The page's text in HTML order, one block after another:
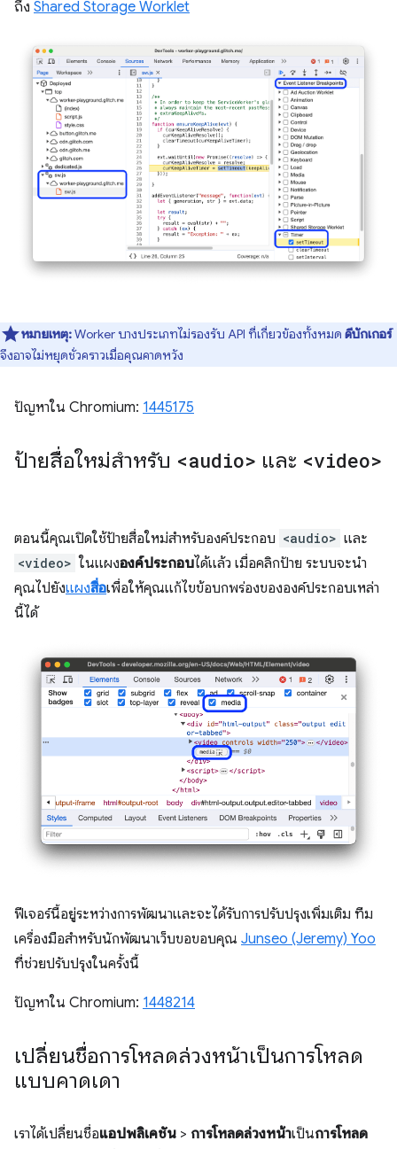
ถึง Shared Storage Worklet
หมายเหตุ:Worker บางประเภทไม่รองรับ API ที่เกี่ยวข้องทั้งหมด ดีบักเกอร์
จึงอาจไม่หยุดชั่วคราวเมื่อคุณคาดหวัง
ปัญหาใน Chromium: 1445175
ป้ายสื่อใหม่สำหรับ <audio> และ <video>
ตอนนี้คุณเปิดใช้ป้ายสื่อใหม่สำหรับองค์ประกอบ <audio> และ
<video> ในแผงองค์ประกอบได้แล้ว เมื่อคลิกป้าย ระบบจะนำ
คุณไปยังแผงสื่อเพื่อให้คุณแก้ไขข้อบกพร่องขององค์ประกอบเหล่า
นี้ได้
ฟีเจอร์นี้อยู่ระหว่างการพัฒนาและจะได้รับการปรับปรุงเพิ่มเติม ทีม
เครื่องมือสำหรับนักพัฒนาเว็บขอขอบคุณ Junseo (Jeremy) Yoo
ที่ช่วยปรับปรุงในครั้งนี้
ปัญหาใน Chromium: 1448214
เปลี่ยนชื่อการโหลดล่วงหน้าเป็นการโหลด
แบบคาดเดา
เราได้เปลี่ยนชื่อแอปพลิเคชัน > การโหลดล่วงหน้าเป็นการโหลด